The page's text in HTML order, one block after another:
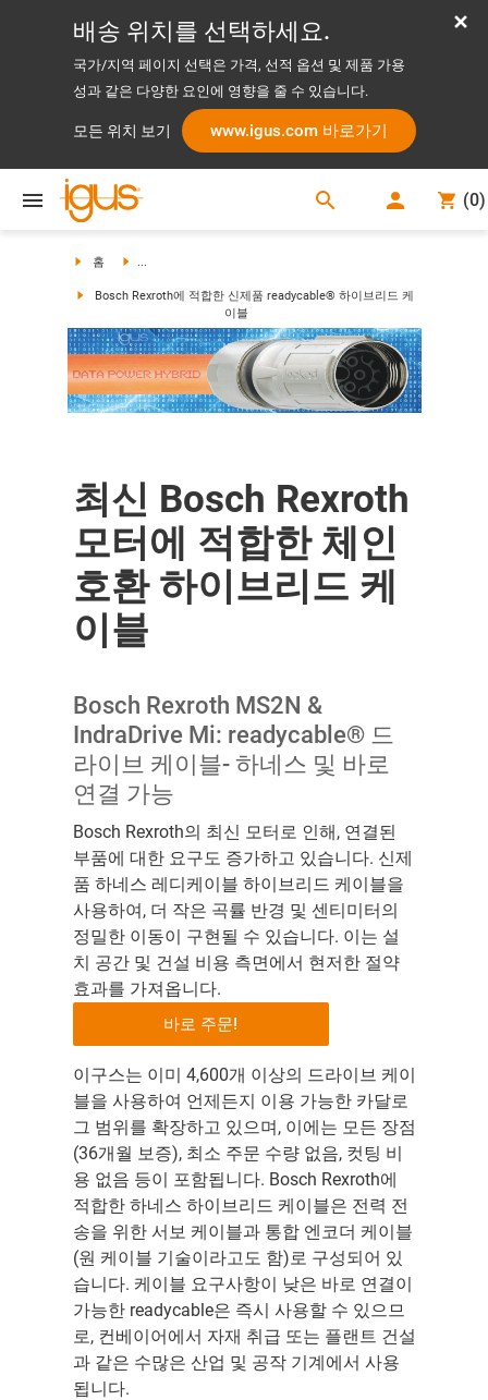
배송 위치를 선택하세요.
국가/지역 페이지 선택은 가격, 선적 옵션 및 제품 가용
성과 같은 다양한 요인에 영향을 줄 수 있습니다.
모든 위치 보기 www.igus.com 바로가기
search (0)
홈 ...
Bosch Rexroth에 적합한 신제품 readycable® 하이브리드 케
이블
최신 Bosch Rexroth
모터에 적합한 체인
호환 하이브리드 케
이블
Bosch Rexroth MS2N &
IndraDrive Mi: readycable® 드
라이브 케이블- 하네스 및 바로
연결 가능
Bosch Rexroth의 최신 모터로 인해, 연결된
부품에 대한 요구도 증가하고 있습니다. 신제
품 하네스 레디케이블 하이브리드 케이블을
사용하여, 더 작은 곡률 반경 및 센티미터의
정밀한 이동이 구현될 수 있습니다. 이는 설
치 공간 및 건설 비용 측면에서 현저한 절약
효과를 가져옵니다.
바로 주문!
이구스는 이미 4,600개 이상의 드라이브 케이
블을 사용하여 언제든지 이용 가능한 카달로
그 범위를 확장하고 있으며, 이에는 모든 장점
(36개월 보증), 최소 주문 수량 없음, 컷팅 비
용 없음 등이 포함됩니다. Bosch Rexroth에
적합한 하네스 하이브리드 케이블은 전력 전
송을 위한 서보 케이블과 통합 엔코더 케이블
(원 케이블 기술이라고도 함)로 구성되어 있
습니다. 케이블 요구사항이 낮은 바로 연결이
가능한 readycable은 즉시 사용할 수 있으므
로, 컨베이어에서 자재 취급 또는 플랜트 건설
과 같은 수많은 산업 및 공작 기계에서 사용
됩니다.